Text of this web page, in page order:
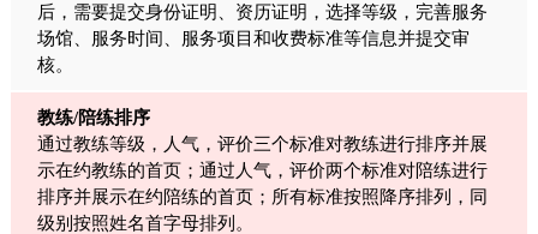
后，需要提交身份证明、资历证明，选择等级，完善服务
场馆、服务时间、服务项目和收费标准等信息并提交审
核。
教练/陪练排序
通过教练等级，人气，评价三个标准对教练进行排序并展
示在约教练的首页；通过人气，评价两个标准对陪练进行
排序并展示在约陪练的首页；所有标准按照降序排列，同
级别按照姓名首字母排列。